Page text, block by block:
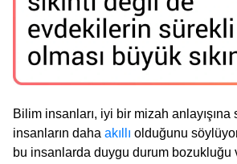
Bilim insanları, iyi bir mizah anlayışına
insanların daha akıllı olduğunu
bu insanlarda duygu durum bozukluğu